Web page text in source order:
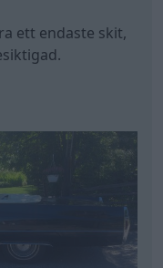
ett endaste skit,